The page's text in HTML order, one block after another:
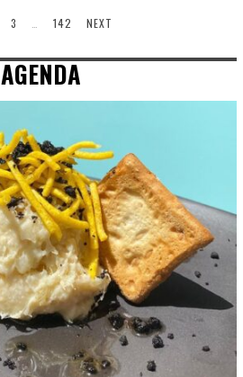
3 142 NEXT
AGENDA